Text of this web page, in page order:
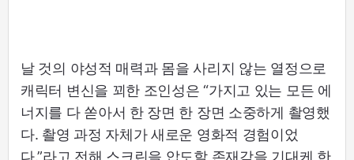
날 것의 야성적 매력과 몸을 사리지 않는 열정으로
캐릭터 변신을 꾀한 조인성은 “가지고 있는 모든 에
너지를 다 쏟아서 한 장면 한 장면 소중하게 촬영했
다. 촬영 과정 자체가 새로운 영화적 경험이었